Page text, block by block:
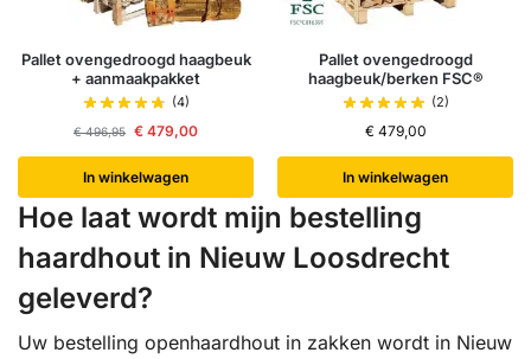
Pallet ovengedroogd haagbeuk
+ aanmaakpakket
(4)
€496,95 € 479,00
In winkelwagen
Pallet ovengedroogd
haagbeuk/berken FSC®
(2)
€479,00
In winkelwagen
Hoe laat wordt mijn bestelling
haardhout in Nieuw Loosdrecht
geleverd?
Uw bestelling openhaardhout in zakken wordt in Nieuw